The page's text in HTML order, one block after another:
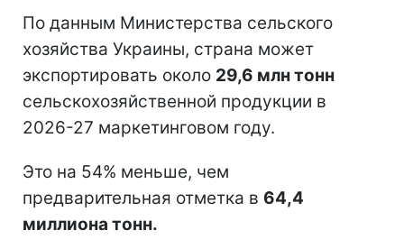
По данным Министерства сельского
хозяйства Украины, страна может
экспортировать около 29,6 млн тонн
сельскохозяйственной продукции в
2026-27 маркетинговом году.
Это на 54% меньше, чем
предварительная отметка в 64,4
миллиона тонн.